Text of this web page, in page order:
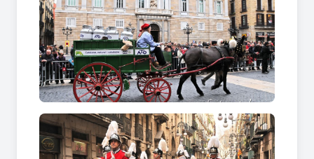
anar variant, com per exemple, ja en els anys 70,
del carrer Elcano 32 on estaven les cotxeres
Gabelli , al pati de l’escola industrial al carrer
Urgell, i últimament als peus de les fonts de
Montjuic, a les esplanades de la Fira que ens
ofereix una millor organització del acte.
El nom dels organitzadors també ha anat